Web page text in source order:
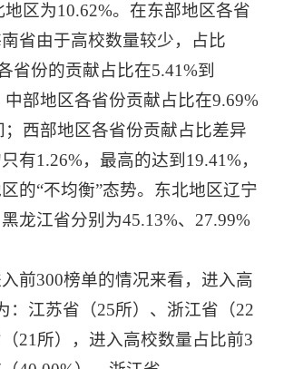
地区为10.62%。在东部地区各省
省由于高校数量较少，占比
省份的贡献占比在5.41%到
中部地区各省份贡献占比在9.69%
；西部地区各省份贡献占比差异
有1.26%，最高的达到19.41%，
的“不均衡”态势。东北地区辽宁
龙江省分别为45.13%、27.99%
前300榜单的情况来看，进入高
：江苏省（25所）、浙江省（22
21所），进入高校数量占比前3